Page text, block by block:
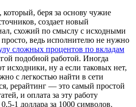
который, беря за основу чужие
создает новый
схожий по смыслу с исходными
просто, ведь исполнителю не нужно
сложных процентов по вкладам
подобной работой. Иногда
исходники, ну а если таковых нет,
с легкостью найти в сети
рерайтинг — это самый простой
и оплата за эту работу
0,5-1 доллара за 1000 символов.